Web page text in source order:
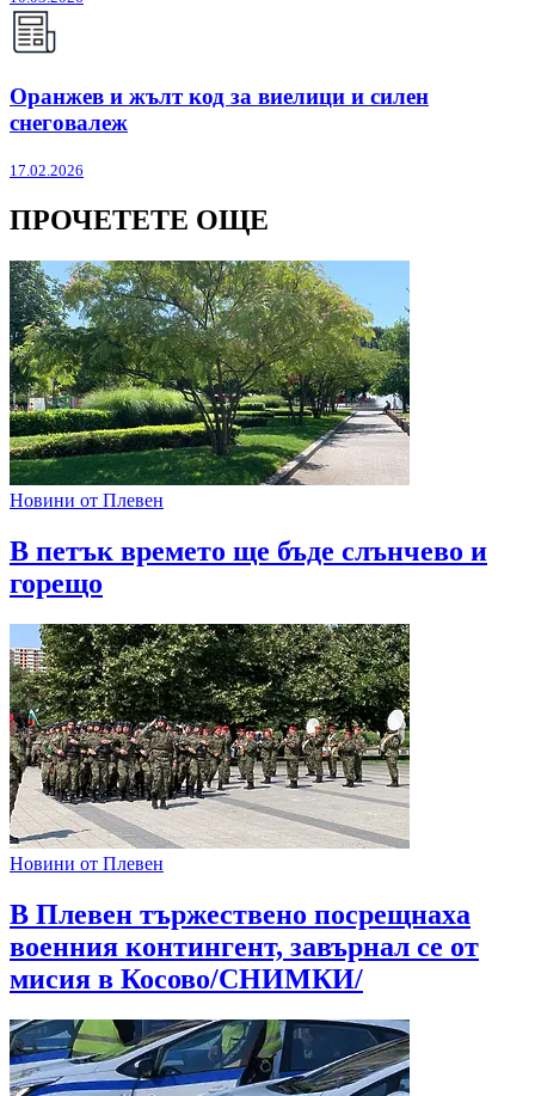
Оранжев и жълт код за виелици и силен
снеговалеж
17.02.2026
ПРОЧЕТЕТЕ ОЩЕ
Новини от Плевен
В петък времето ще бъде слънчево и
горещо
Новини от Плевен
В Плевен тържествено посрещнаха
военния контингент, завърнал се от
мисия в Косово/СНИМКИ/